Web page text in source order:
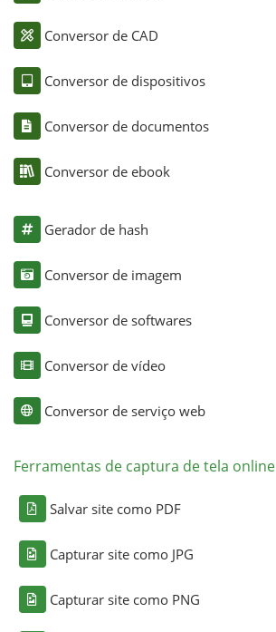
Conversor de CAD
Conversor de dispositivos
Conversor de documentos
Conversor de ebook
Gerador de hash
Conversor de imagem
Conversor de softwares
Conversor de vídeo
Conversor de serviço web
Ferramentas de captura de tela online
Salvar site como PDF
Capturar site como JPG
Capturar site como PNG